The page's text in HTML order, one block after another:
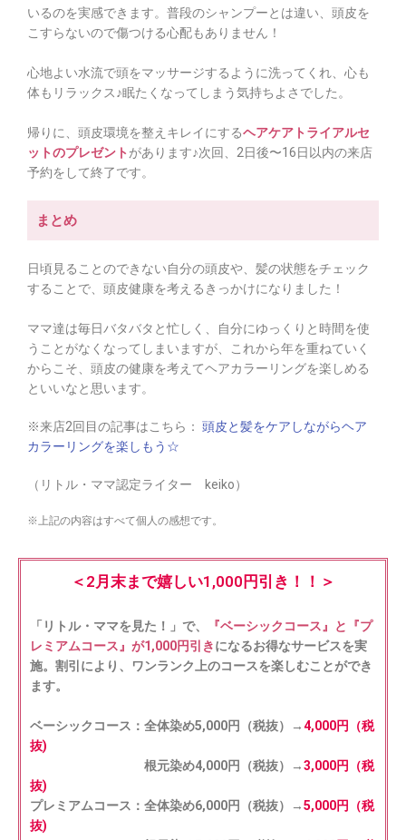
いるのを実感できます。普段のシャンプーとは違い、頭皮を
こすらないので傷つける心配もありません！
心地よい水流で頭をマッサージするように洗ってくれ、心も
体もリラックス♪眠たくなってしまう気持ちよさでした。
帰りに、頭皮環境を整えキレイにするヘアケアトライアルセ
ットのプレゼント があります♪次回、2日後〜16日以内の来店
予約をして終了です。
まとめ
日頃見ることのできない自分の頭皮や、髪の状態をチェック
することで、頭皮健康を考えるきっかけになりました！
ママ達は毎日バタバタと忙しく、自分にゆっくりと時間を使
うことがなくなってしまいますが、これから年を重ねていく
からこそ、頭皮の健康を考えてヘアカラーリングを楽しめる
といいなと思います。
※来店2回目の記事はこちら： 頭皮と髪をケアしながらヘア
カラーリングを楽しもう☆
（リトル・ママ認定ライター keiko）
※上記の内容はすべて個人の感想です。
＜2月末まで嬉しい1,000円引き！！＞
「リトル・ママを見た！」で、
『ベーシックコース』と『プ
レミアムコース』が1,000円引きになるお得なサービスを実
施。割引により、ワンランク上のコースを楽しむことができ
ます。
ベーシックコース：全体染め5,000円（税抜）→4,000円（税
抜)
根元染め4,000円（税抜）→3,000円（税
抜)
プレミアムコース：全体染め6,000円（税抜）→5,000円（税
抜)